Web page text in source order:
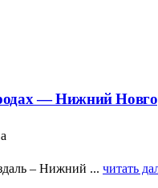
— Нижний
– Нижний ... читать